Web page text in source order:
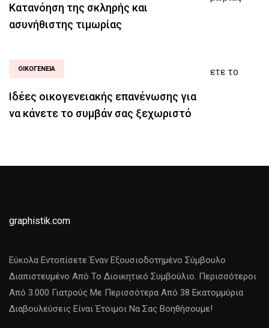
Κατανόηση της σκληρής και
ασυνήθιστης τιμωρίας
ΟΙΚΟΓΈΝΕΙΑ
Ιδέες οικογενειακής επανένωσης για
να κάνετε το συμβάν σας ξεχωριστό
graphistik.com
Εύκολα Εντοπίσετε Έναν Εξουσιοδοτημένο Σύμβουλο
Διαπιστευμένο Από Το Διοικητικό Συμβούλιο. Περισσότεροι
Από 3.000 Γιατρούς Με Περισσότερα Από 38 Εκατομμύρια
Διαβουλεύσεις Είναι Έτοιμοι Να Σας Βοηθήσουμε!